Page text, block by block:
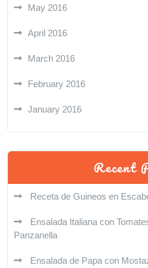
May 2016
April 2016
March 2016
February 2016
January 2016
Recent
Receta de Guineos en
Ensalada Italiana con
Panzanella
Ensalada de Papa con